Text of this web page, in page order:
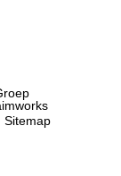
Sitemap